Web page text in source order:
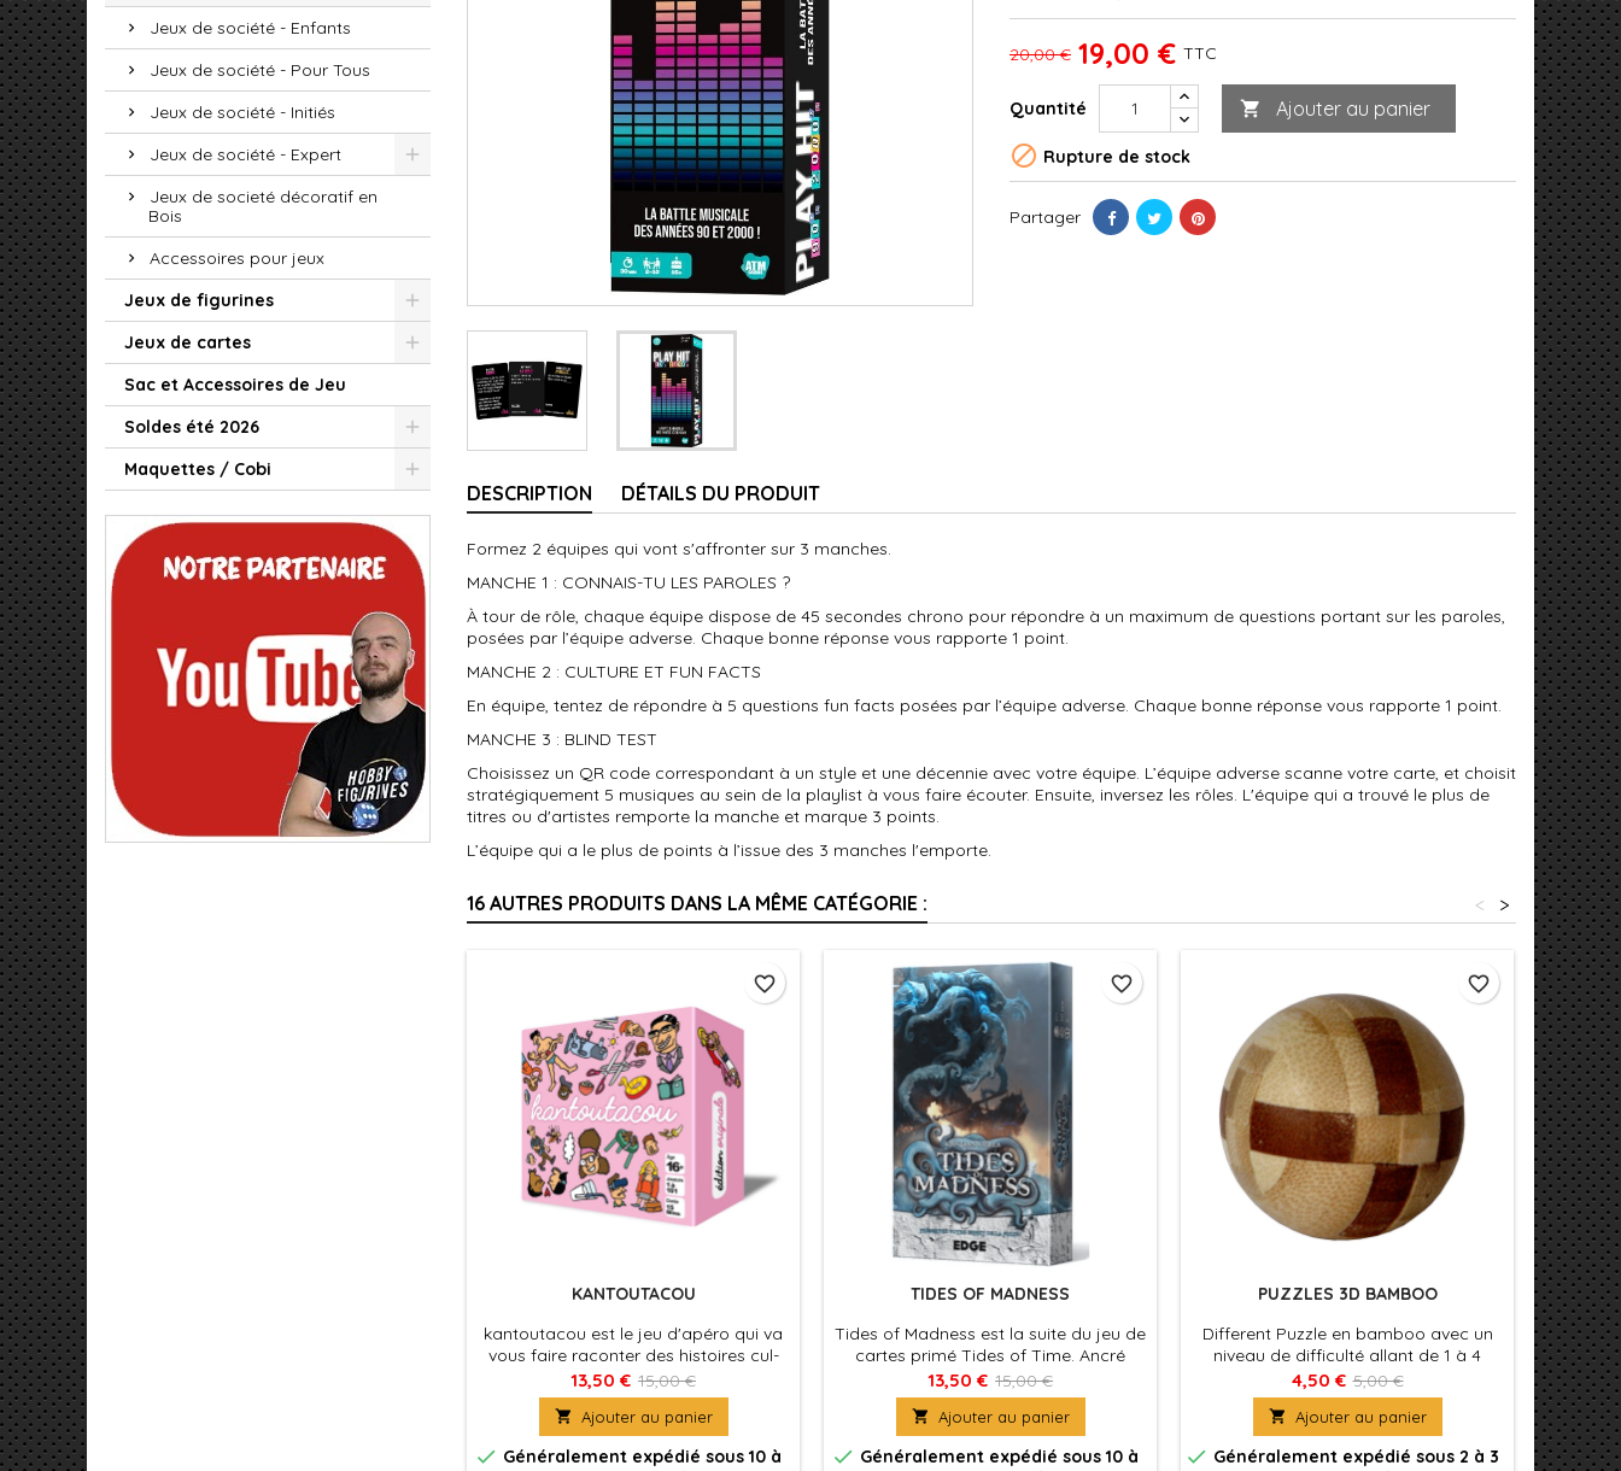
Jeux de société - Enfants
Jeux de société - Pour Tous
Jeux de société - Initiés
Jeux de société - Expert
Jeux de societé décoratif en
Bois
Accessoires pour jeux
Jeux de figurines
Jeux de cartes
Sac et Accessoires de Jeu
Soldes été 2026
Maquettes / Cobi
20,00 € 19,00 € TTC
Quantité  Ajouter au panier
 Rupture de stock
Partager
DESCRIPTION DÉTAILS DU PRODUIT
Formez 2 équipes qui vont s'affronter sur 3 manches.
MANCHE 1 : CONNAIS-TU LES PAROLES ?
À tour de rôle, chaque équipe dispose de 45 secondes chrono pour répondre à un maximum de questions portant sur les paroles,
posées par l’équipe adverse. Chaque bonne réponse vous rapporte 1 point.
MANCHE 2 : CULTURE ET FUN FACTS
En équipe, tentez de répondre à 5 questions fun facts posées par l’équipe adverse. Chaque bonne réponse vous rapporte 1 point.
MANCHE 3 : BLIND TEST
Choisissez un QR code correspondant à un style et une décennie avec votre équipe. L’équipe adverse scanne votre carte, et choisit
stratégiquement 5 musiques au sein de la playlist à vous faire écouter. Ensuite, inversez les rôles. L'équipe qui a trouvé le plus de
titres ou d'artistes remporte la manche et marque 3 points.
L’équipe qui a le plus de points à l’issue des 3 manches l'emporte.
16 AUTRES PRODUITS DANS LA MÊME CATÉGORIE : >
<
KANTOUTACOU
kantoutacou est le jeu d'apéro qui va
vous faire raconter des histoires cul-
tes ! Lisez les cartes telles quelles ou
osez les modifier pour encore plus de
WTF
13,50 € 15,00 €
 Ajouter au panier
 Généralement expédié sous 10 à
favorite_border
TIDES OF MADNESS
Tides of Madness est la suite du jeu de
cartes primé Tides of Time. Ancré
dans le Mythe d’H.P. Lovecraft, il place
les joueurs aux portes de la folie !
13,50 € 15,00 €
 Ajouter au panier
 Généralement expédié sous 10 à
favorite_border
PUZZLES 3D BAMBOO
Different Puzzle en bamboo avec un
niveau de difficulté allant de 1 à 4
4,50 € 5,00 €
 Ajouter au panier
 Généralement expédié sous 2 à 3
favorite_border
Dans
être le
le
